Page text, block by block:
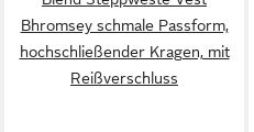
Bhromsey schmale Passform,
hochschließender Kragen, mit
Reißverschluss